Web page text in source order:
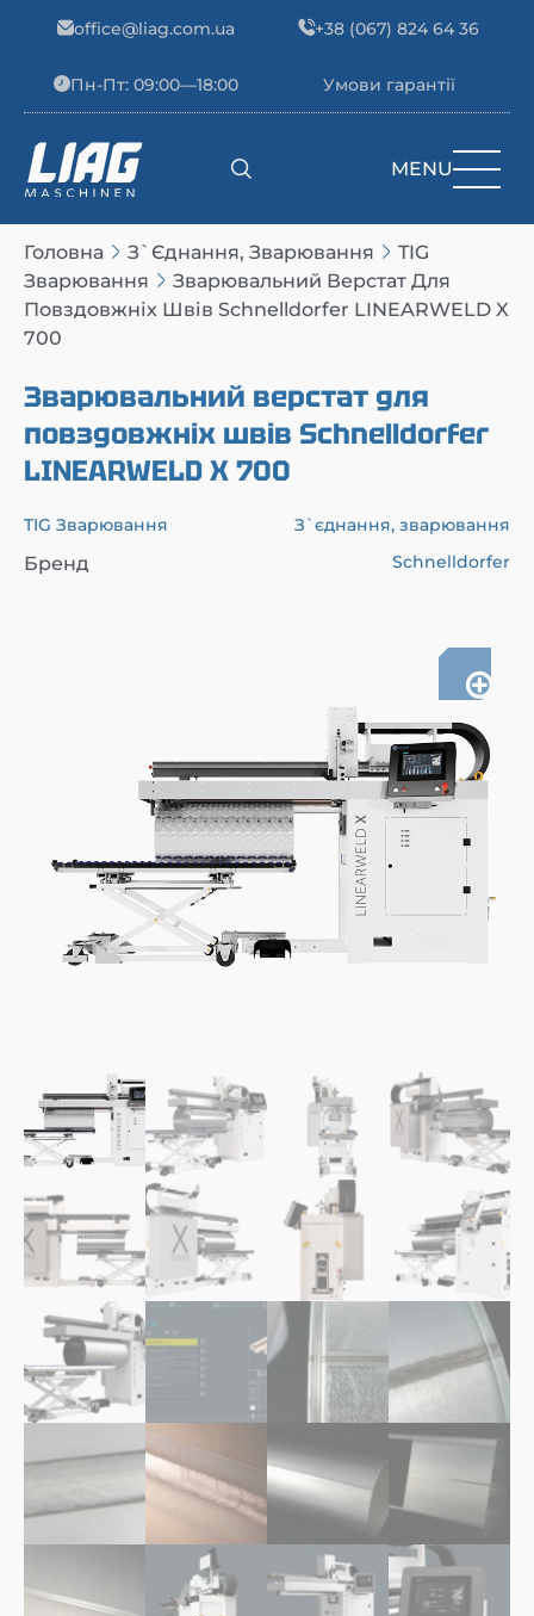
office@liag.com.ua +38 (067) 824 64 36
Пн-Пт: 09:00—18:00 Умови гарантії
Main Navigation MENU
Головна З`єднання, Зварювання
TIG
Зварювання
Зварювальний Верстат Для
Повздовжніх Швів Schnelldorfer LINEARWELD X
700
Зварювальний верстат для
повздовжніх швів Schnelldorfer
LINEARWELD X 700
TIG Зварювання З`єднання, зварювання
Бренд Schnelldorfer